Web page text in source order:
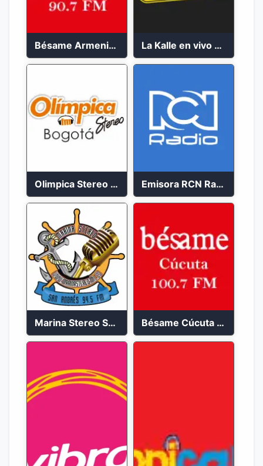
Bésame Armenia en vivo 2023 La Kalle en vivo 2023
Olimpica Stereo Bogotá 105.9 FM Vibrante Emisora RCN Radio 93.9 FM Bogotá
Marina Stereo San Andres 94.5 FM Bésame Cúcuta en vivo 2023